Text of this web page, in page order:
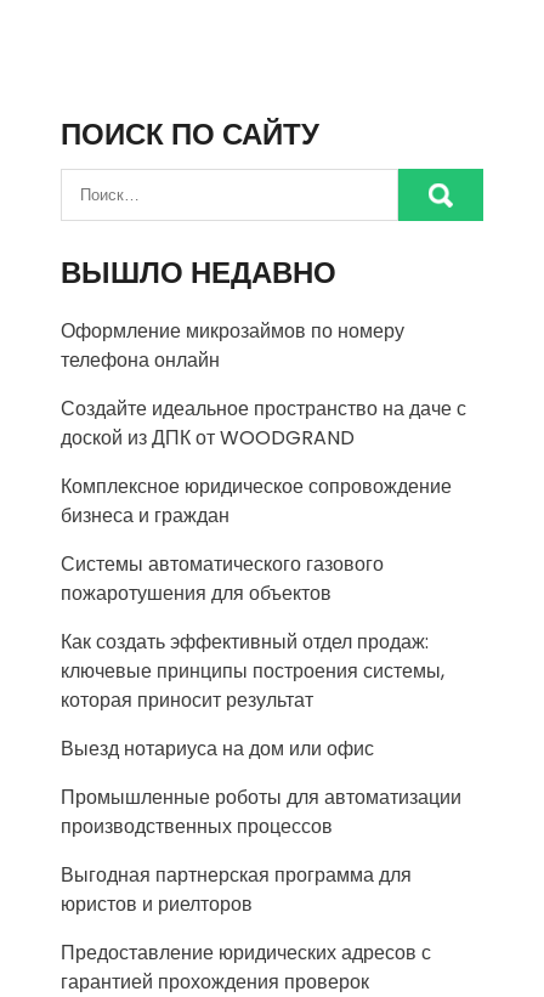
ПОИСК ПО САЙТУ
ВЫШЛО НЕДАВНО
Оформление микрозаймов по номеру
телефона онлайн
Создайте идеальное пространство на даче с
доской из ДПК от WOODGRAND
Комплексное юридическое сопровождение
бизнеса и граждан
Системы автоматического газового
пожаротушения для объектов
Как создать эффективный отдел продаж:
ключевые принципы построения системы,
которая приносит результат
Выезд нотариуса на дом или офис
Промышленные роботы для автоматизации
производственных процессов
Выгодная партнерская программа для
юристов и риелторов
Предоставление юридических адресов с
гарантией прохождения проверок